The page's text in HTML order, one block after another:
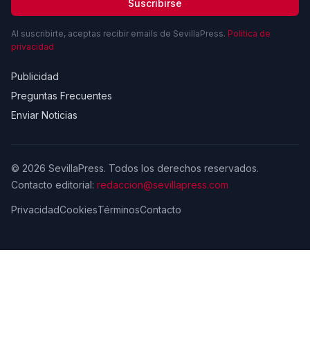
Suscribirse
Al suscribirte, aceptas recibir emails de SevillaPress. Política de
privacidad
Publicidad
Preguntas Frecuentes
Enviar Noticias
© 2026 SevillaPress. Todos los derechos reservados.
Contacto editorial: redaccion@sevillapress.com
PrivacidadCookiesTérminosContacto